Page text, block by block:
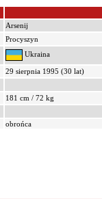
Arsenij
Procyszyn
Ukraina
29 sierpnia 1995 (30 lat)
181 cm / 72 kg
obrońca